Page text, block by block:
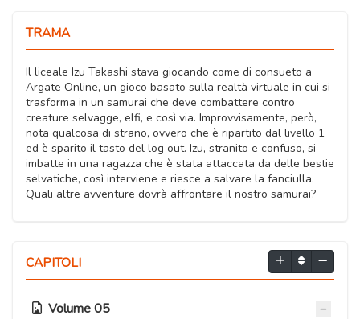
TRAMA
Il liceale Izu Takashi stava giocando come di consueto a
Argate Online, un gioco basato sulla realtà virtuale in cui si
trasforma in un samurai che deve combattere contro
creature selvagge, elfi, e così via. Improvvisamente, però,
nota qualcosa di strano, ovvero che è ripartito dal livello 1
ed è sparito il tasto del log out. Izu, stranito e confuso, si
imbatte in una ragazza che è stata attaccata da delle bestie
selvatiche, così interviene e riesce a salvare la fanciulla.
Quali altre avventure dovrà affrontare il nostro samurai?
CAPITOLI
Volume 05